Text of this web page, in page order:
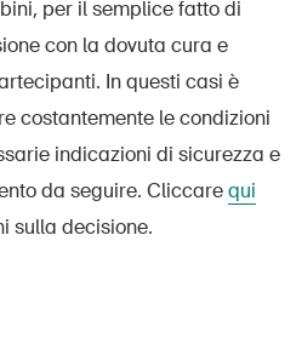
per il semplice fatto di
con la dovuta cura e
In questi casi è
costantemente le condizioni
indicazioni di sicurezza e
da seguire. Cliccarequi
sulla decisione.